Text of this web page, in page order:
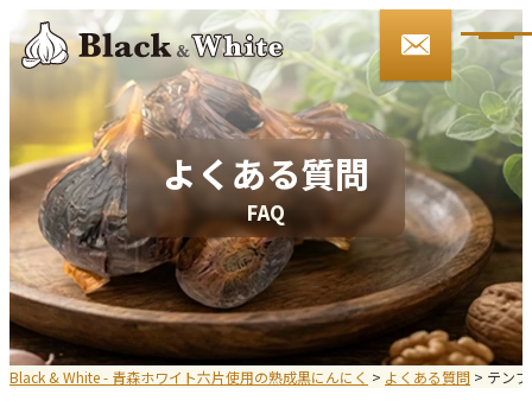
090-3146-4509
9:00～17:00 土日・祝祭日を除く
ご注文・お問い合わせ
HOME
Black&Whiteとは
お知らせ
よくある質問
FAQ
Black & White - 青森ホワイト六片使用の熟成黒にんにく > よくある質問 > テン